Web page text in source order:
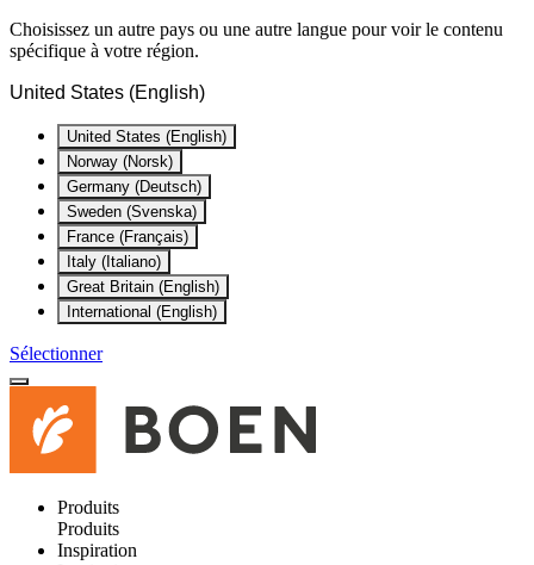
Choisissez un autre pays ou une autre langue pour voir le contenu
spécifique à votre région.
United States (English)
United States (English)
Norway (Norsk)
Germany (Deutsch)
Sweden (Svenska)
France (Français)
Italy (Italiano)
Great Britain (English)
International (English)
Sélectionner
Produits
Produits
Inspiration